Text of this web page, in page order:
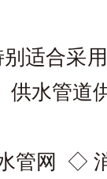
适合采
供水管道
管网 ◇